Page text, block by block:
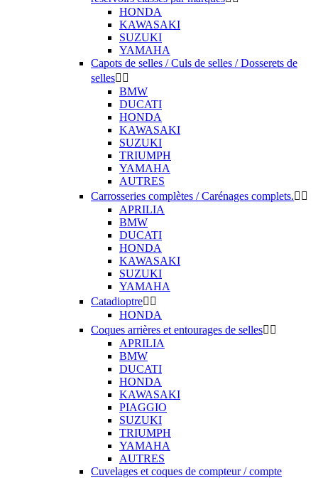
HONDA
KAWASAKI
SUZUKI
YAMAHA
Capots de selles / Culs de selles / Dosserets de
selles 
BMW
DUCATI
HONDA
KAWASAKI
SUZUKI
TRIUMPH
YAMAHA
AUTRES
Carrosseries complètes / Carénages complets. 
APRILIA
BMW
DUCATI
HONDA
KAWASAKI
SUZUKI
YAMAHA
Catadioptre 
HONDA
Coques arrières et entourages de selles 
APRILIA
BMW
DUCATI
HONDA
KAWASAKI
PIAGGIO
SUZUKI
TRIUMPH
YAMAHA
AUTRES
Cuvelages et coques de compteur / compte